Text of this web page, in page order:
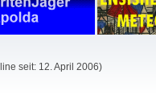
seit: 12. April 2006)